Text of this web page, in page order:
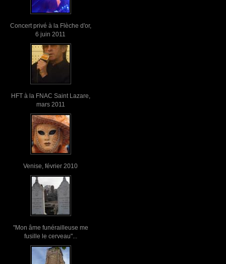
Concert privé à la Flèche d'or,
6 juin 2011
HFT à la FNAC Saint Lazare,
mars 2011
Venise, février 2010
"Mon âme funérailleuse me
fusille le cerveau"...